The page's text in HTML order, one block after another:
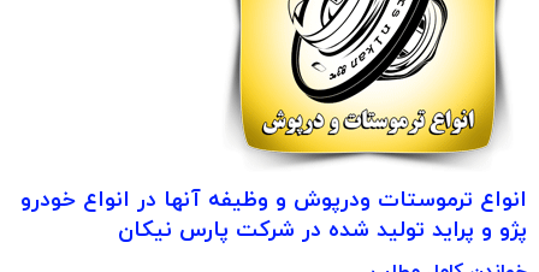
انواع ترموستات ودرپوش و وظیفه آنها در انواع خودرو
پژو و پراید تولید شده در شرکت پارس نیکان